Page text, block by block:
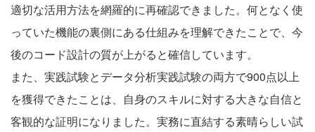
適切な活用方法を網羅的に再確認できました。何となく使
っていた機能の裏側にある仕組みを理解できたことで、今
後のコード設計の質が上がると確信しています。
また、実践試験とデータ分析実践試験の両方で900点以上
を獲得できたことは、自身のスキルに対する大きな自信と
客観的な証明になりました。実務に直結する素晴らしい試